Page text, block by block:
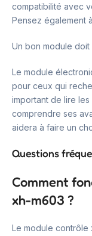
compatibilité avec
Pensez également
Un bon module
Le module
pour ceux qui
important de lire les
comprendre ses
aidera à faire un
Questions
Comment
xh-m603 ?
Le module contrôle